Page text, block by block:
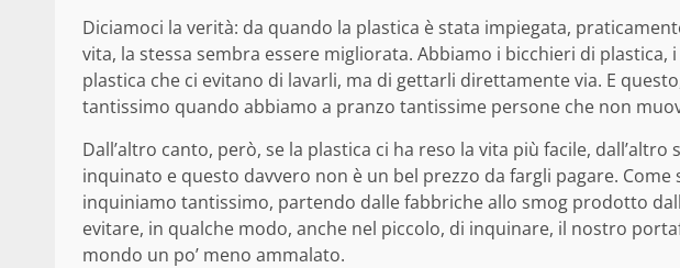
Diciamoci la verità: da quando la plastica è stata impiegata,
vita, la stessa sembra essere migliorata. Abbiamo i bicchieri di plastica,
plastica che ci evitano di lavarli, ma di gettarli direttamente via. E
tantissimo quando abbiamo a pranzo tantissime persone che non
Dall’altro canto, però, se la plastica ci ha reso la vita più facile, dall’altro
inquinato e questo davvero non è un bel prezzo da fargli pagare.
inquiniamo tantissimo, partendo dalle fabbriche allo smog prodotto
evitare, in qualche modo, anche nel piccolo, di inquinare, il nostro
mondo un po’ meno ammalato.